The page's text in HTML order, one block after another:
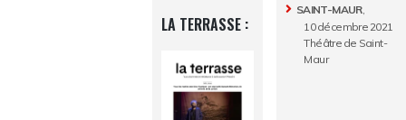
LA TERRASSE :
SAINT-MAUR,
10 décembre 2021
Théâtre de Saint-
Maur